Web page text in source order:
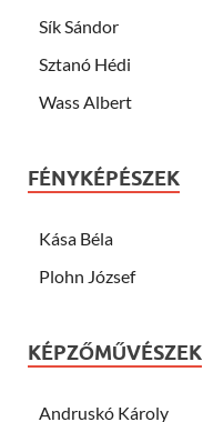
Sík Sándor
Sztanó Hédi
Wass Albert
FÉNYKÉPÉSZEK
Kása Béla
Plohn József
KÉPZŐMŰVÉSZEK
Andruskó Károly